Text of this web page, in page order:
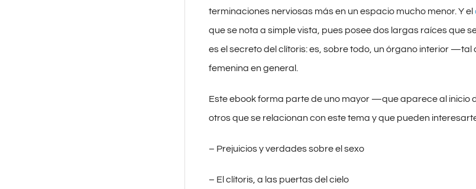
terminaciones nerviosas más en un espacio mucho menor. Y el
que se nota a simple vista, pues posee dos largas raíces que
es el secreto del clítoris: es, sobre todo, un órgano interior
femenina en general.
Este ebook forma parte de uno mayor —que aparece al inicio
otros que se relacionan con este tema y que pueden
– Prejuicios y verdades sobre el sexo
– El clítoris, a las puertas del cielo